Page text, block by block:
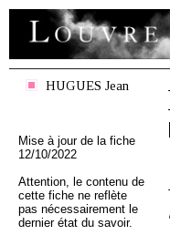
HUGUES Jean
Mise à jour de la fiche
12/10/2022
Attention, le contenu de
cette fiche ne reflète
pas nécessairement le
dernier état du savoir.